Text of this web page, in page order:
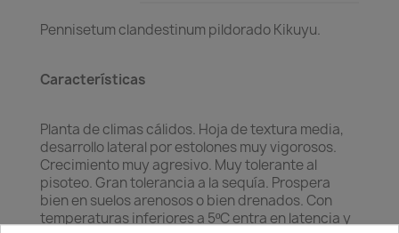
Pennisetum clandestinum pildorado Kikuyu.
Características
Planta de climas cálidos. Hoja de textura media,
desarrollo lateral por estolones muy vigorosos.
Crecimiento muy agresivo. Muy tolerante al
pisoteo. Gran tolerancia a la sequía. Prospera
bien en suelos arenosos o bien drenados. Con
temperaturas inferiores a 5ºC entra en latencia y